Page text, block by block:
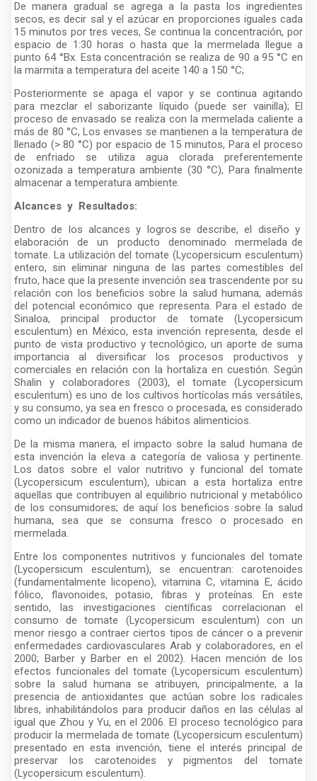
De manera gradual se agrega a la pasta los ingredientes
secos, es decir sal y el azúcar en proporciones iguales cada
15 minutos por tres veces, Se continua la concentración, por
espacio de 1:30 horas o hasta que la mermelada llegue a
punto 64 °Bx. Esta concentración se realiza de 90 a 95 °C en
la marmita a temperatura del aceite 140 a 150 °C;
Posteriormente se apaga el vapor y se continua agitando
para mezclar el saborizante líquido (puede ser vainilla); El
proceso de envasado se realiza con la mermelada caliente a
más de 80 °C, Los envases se mantienen a la temperatura de
llenado (> 80 °C) por espacio de 15 minutos, Para el proceso
de enfriado se utiliza agua clorada preferentemente
ozonizada a temperatura ambiente (30 °C), Para finalmente
almacenar a temperatura ambiente.
Alcances y Resultados:
Dentro de los alcances y logros se describe, el diseño y
elaboración de un producto denominado mermelada de
tomate. La utilización del tomate (Lycopersicum esculentum)
entero, sin eliminar ninguna de las partes comestibles del
fruto, hace que la presente invención sea trascendente por su
relación con los beneficios sobre la salud humana, además
del potencial económico que representa. Para el estado de
Sinaloa, principal productor de tomate (Lycopersicum
esculentum) en México, esta invención representa, desde el
punto de vista productivo y tecnológico, un aporte de suma
importancia al diversificar los procesos productivos y
comerciales en relación con la hortaliza en cuestión. Según
Shalin y colaboradores (2003), el tomate (Lycopersicum
esculentum) es uno de los cultivos hortícolas más versátiles,
y su consumo, ya sea en fresco o procesada, es considerado
como un indicador de buenos hábitos alimenticios.
De la misma manera, el impacto sobre la salud humana de
esta invención la eleva a categoría de valiosa y pertinente.
Los datos sobre el valor nutritivo y funcional del tomate
(Lycopersicum esculentum), ubican a esta hortaliza entre
aquellas que contribuyen al equilibrio nutricional y metabólico
de los consumidores; de aquí los beneficios sobre la salud
humana, sea que se consuma fresco o procesado en
mermelada.
Entre los componentes nutritivos y funcionales del tomate
(Lycopersicum esculentum), se encuentran: carotenoides
(fundamentalmente licopeno), vitamina C, vitamina E, ácido
fólico, flavonoides, potasio, fibras y proteínas. En este
sentido, las investigaciones científicas correlacionan el
consumo de tomate (Lycopersicum esculentum) con un
menor riesgo a contraer ciertos tipos de cáncer o a prevenir
enfermedades cardiovasculares Arab y colaboradores, en el
2000; Barber y Barber en el 2002). Hacen mención de los
efectos funcionales del tomate (Lycopersicum esculentum)
sobre la salud humana se atribuyen, principalmente, a la
presencia de antioxidantes que actúan sobre los radicales
libres, inhabilitándolos para producir daños en las células al
igual que Zhou y Yu, en el 2006. El proceso tecnológico para
producir la mermelada de tomate (Lycopersicum esculentum)
presentado en esta invención, tiene el interés principal de
preservar los carotenoides y pigmentos del tomate
(Lycopersicum esculentum).